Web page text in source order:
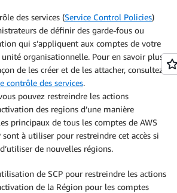
des services (Service Control Policies)
de définir des garde-fous ou
qui s’appliquent aux comptes de votre
organisationnelle. Pour en savoir plus
de les créer et de les attacher, consultez
contrôle des services.
pouvez restreindre les actions
des regions d’une manière
principaux de tous les comptes de AWS
sont à utiliser pour restreindre cet accès si
de nouvelles régions.
de SCP pour restreindre les actions
de la Région pour les comptes